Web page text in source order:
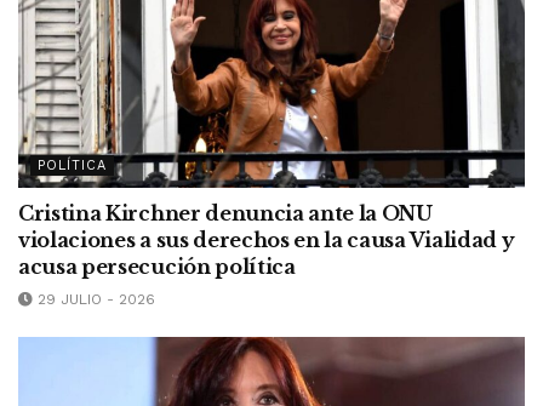
POLÍTICA
Cristina Kirchner denuncia ante la ONU
violaciones a sus derechos en la causa Vialidad y
acusa persecución política
29 JULIO - 2026